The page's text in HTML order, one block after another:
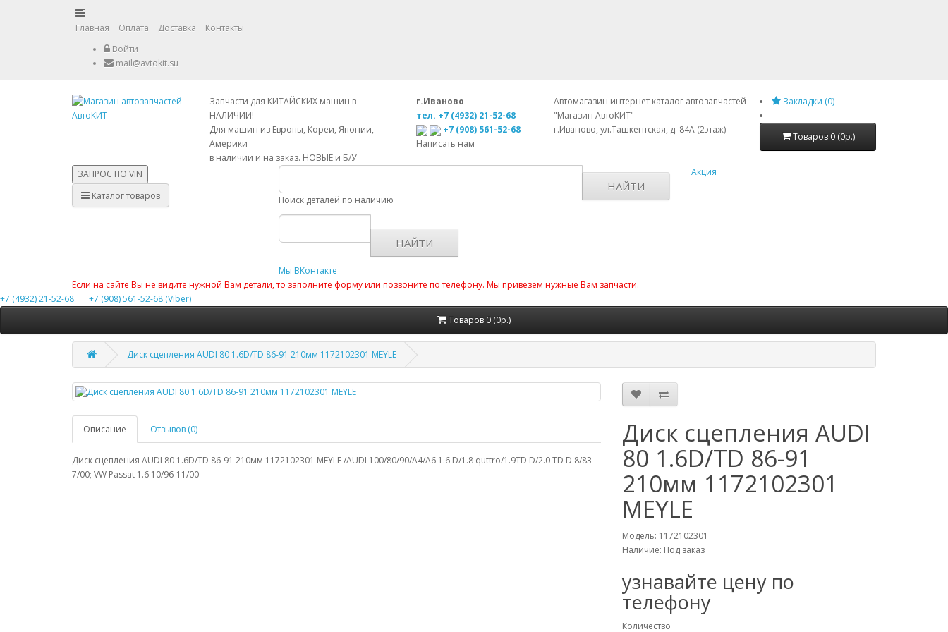
Главная Оплата Доставка
Контакты
Войти
mail@avtokit.su
Запчасти для КИТАЙСКИХ машин в
НАЛИЧИИ!
Для машин из Европы, Кореи, Японии,
Америки
в наличии и на заказ. НОВЫЕ и Б/У
г.Иваново
тел. +7 (4932) 21-52-68
+7 (908) 561-52-68
Написать нам
Автомагазин интернет каталог автозапчастей
"Магазин АвтоКИТ"
г.Иваново, ул.Ташкентская, д. 84А (2этаж)
Закладки (0)
Товаров 0 (0р.)
ЗАПРОС ПО VIN
Каталог товаров
Поиск деталей по наличию
НАЙТИ
НАЙТИ
Мы ВКонтакте
Акция
Если на сайте Вы не видите нужной Вам детали, то заполните форму или позвоните по телефону. Мы привезем нужные Вам запчасти.
+7 (4932) 21-52-68
+7 (908) 561-52-68 (Viber)
Товаров 0 (0р.)
Диск сцепления AUDI 80 1.6D/TD 86-91 210мм 1172102301 MEYLE
Описание Отзывов (0)
Диск сцепления AUDI 80 1.6D/TD 86-91 210мм 1172102301 MEYLE /AUDI 100/80/90/A4/A6 1.6 D/1.8 quttro/1.9TD D/2.0 TD D 8/83-
7/00; VW Passat 1.6 10/96-11/00
Диск сцепления AUDI
80 1.6D/TD 86-91
210мм 1172102301
MEYLE
Модель: 1172102301
Наличие: Под заказ
узнавайте цену по
телефону
Количество